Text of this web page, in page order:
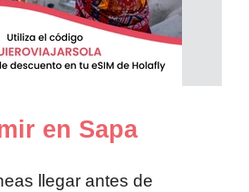
en Sapa
llegar antes de